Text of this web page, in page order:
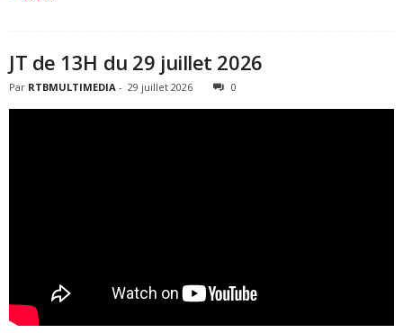
JT de 13H du 29 juillet 2026
Par RTBMULTIMEDIA - 29 juillet 2026 0